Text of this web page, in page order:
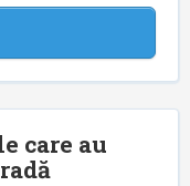
care au